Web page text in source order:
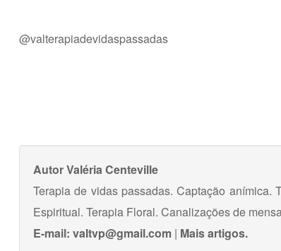
@valterapiadevidaspassadas
AutorValéria Centeville
Terapia de vidas passadas. Captação anímica.
Espiritual. Terapia Floral. Canalizações de
E-mail: valtvp@gmail.com | Mais artigos.